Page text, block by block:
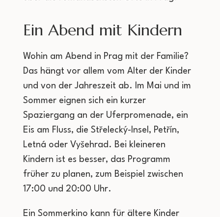
Ein Abend mit Kindern
Wohin am Abend in Prag mit der Familie?
Das hängt vor allem vom Alter der Kinder
und von der Jahreszeit ab. Im Mai und im
Sommer eignen sich ein kurzer
Spaziergang an der Uferpromenade, ein
Eis am Fluss, die Střelecký-Insel, Petřín,
Letná oder Vyšehrad. Bei kleineren
Kindern ist es besser, das Programm
früher zu planen, zum Beispiel zwischen
17:00 und 20:00 Uhr.
Ein Sommerkino kann für ältere Kinder